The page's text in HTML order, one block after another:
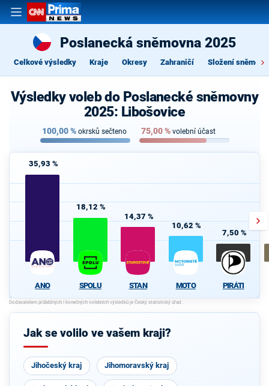
Poslanecká sněmovna 2025
Celkové výsledky Kraje Okresy Zahraničí Složení
Výsledky voleb do Poslanecké sněmovny
2025: Libošovice
100,00% okrsků sečteno 75,00% volební účast
35,93 %
ANO
18,12 %
SPOLU
14,37 %
STAN
10,62 %
MOTO
7,50 %
PIRÁTI
Jak se volilo ve vašem kraji?
Jihočeský kraj Jihomoravský kraj